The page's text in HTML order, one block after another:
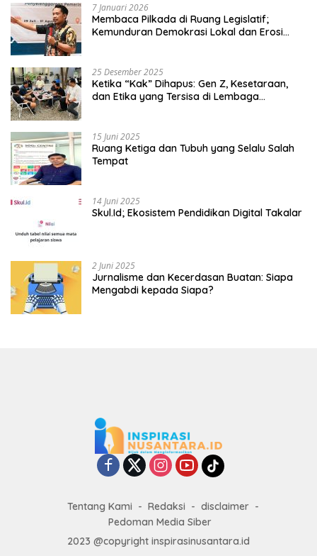
7 Januari 2026
Membaca Pilkada di Ruang Legislatif;
Kemunduran Demokrasi Lokal dan Erosi
25 Desember 2025
Ketika “Kak” Dihapus: Gen Z, Kesetaraan,
dan Etika yang Tersisa di Lembaga
15 Juni 2025
Ruang Ketiga dan Tubuh yang Selalu Salah
Tempat
14 Juni 2025
Skul.Id; Ekosistem Pendidikan Digital Takalar
2 Juni 2025
Jurnalisme dan Kecerdasan Buatan: Siapa
Mengabdi kepada Siapa?
Tentang Kami Redaksi
disclaimer
Pedoman Media Siber
2023 @copyright inspirasinusantara.id